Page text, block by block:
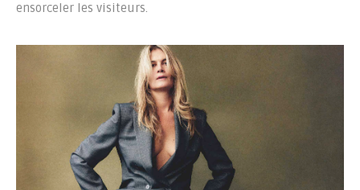
ensorceler les visiteurs.